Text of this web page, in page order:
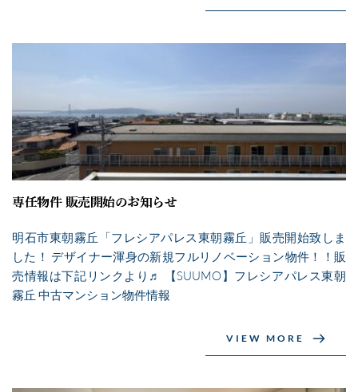
専任物件 販売開始のお知らせ
明石市東朝霧丘「フレシアパレス東朝霧丘」販売開始致しま
した！ デザイナー渾身の新規フルリノベーション物件！！販
売情報は下記リンクより♬ 【SUUMO】フレシアパレス東朝
霧丘 中古マンション物件情報
VIEW MORE